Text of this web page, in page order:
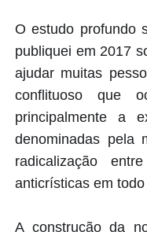
O estudo profundo
publiquei em 2017
ajudar muitas
conflituoso que
principalmente a
denominadas pela
radicalização
anticrísticas em
A construção da